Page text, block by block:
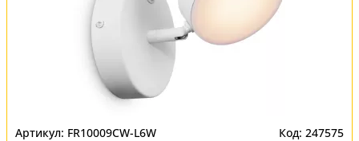
FR10009CW-L6W 247575